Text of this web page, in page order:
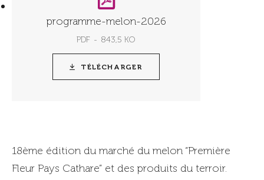
programme-melon-2026
PDF 843,5 KO
TÉLÉCHARGER
18ème édition du marché du melon “Première
Fleur Pays Cathare” et des produits du terroir.